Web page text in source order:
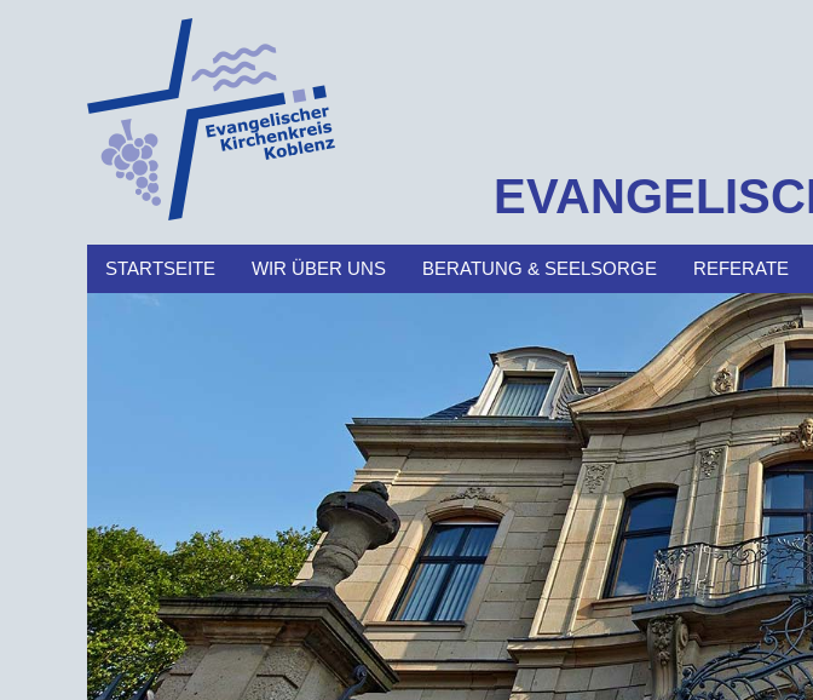
STARTSEITE WIR ÜBER UNS BERATUNG & SEELSORGE REFERATE